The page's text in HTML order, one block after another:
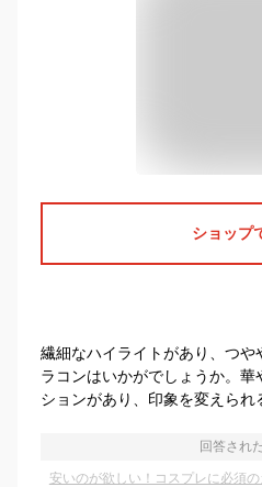
ショップ
繊細なハイライトがあり、つや
ラコンはいかがでしょうか。
ションがあり、印象を変えられ
回答され
安いのが欲しい！コスプレに必須